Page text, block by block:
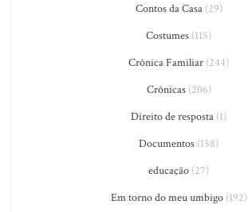
Contos da Casa(29)
Costumes (115)
Crônica Familiar (244)
Crônicas(206)
Direito de resposta (1)
Documentos (158)
educação (27)
Em torno do meu umbigo(192)